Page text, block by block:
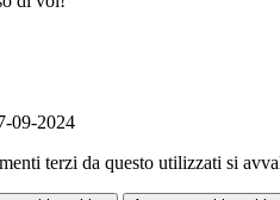
09-2024
terzi da questo utilizzati si